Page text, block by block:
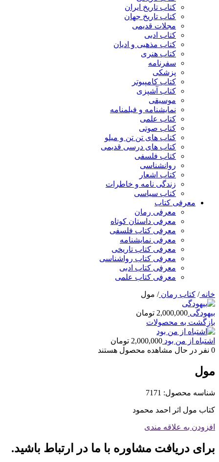
کتاب تاریخ ایران
کتاب تاریخ جهان
مجلات قدیمی
کتاب ادبی
کتاب مذهبی و ادیان
کتاب هنری
سفرنامه
پزشکی
کتاب کامپیوتر
کتاب آشپزی
موسیقی
نمایشنامه و فیلمنامه
کتاب علمی
کتاب صوتی
کتاب های تن تن و میلو
کتاب های درسی قدیمی
کتاب فلسفی
روانشناسی
کتاب اشعار
زندگی نامه و خاطرات
کتاب سیاسی
معرفی کتاب
معرفی رمان
معرفی داستان کوتاه
معرفی کتاب فلسفی
معرفی نمایشنامه
معرفی کتاب تاریخی
معرفی کتاب رواشناسی
معرفی کتاب ادبی
معرفی کتاب علمی
خانه/ کتاب رمان/ مول
بیهودگی 2,000,000 تومان
بازگشت به محصولات
اشتباه از من بود 2,000,000 تومان
0 نفر در حال مشاهده محصول هستند
مول
شناسه محصول: 7171
کتاب مول اثر احمد محمود
افزودن به علاقه مندی
برای دریافت مشاوره با ما در ارتباط باشید.